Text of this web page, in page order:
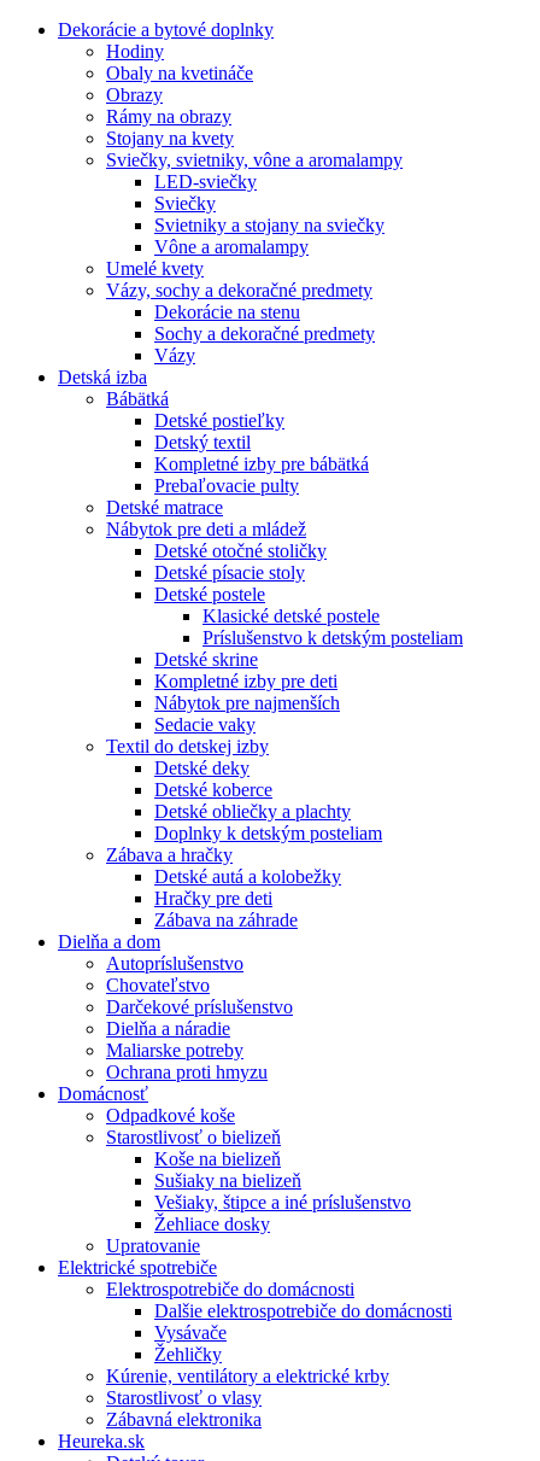
Dekorácie a bytové doplnky
Hodiny
Obaly na kvetináče
Obrazy
Rámy na obrazy
Stojany na kvety
Sviečky, svietniky, vône a aromalampy
LED-sviečky
Sviečky
Svietniky a stojany na sviečky
Vône a aromalampy
Umelé kvety
Vázy, sochy a dekoračné predmety
Dekorácie na stenu
Sochy a dekoračné predmety
Vázy
Detská izba
Bábätká
Detské postieľky
Detský textil
Kompletné izby pre bábätká
Prebaľovacie pulty
Detské matrace
Nábytok pre deti a mládež
Detské otočné stoličky
Detské písacie stoly
Detské postele
Klasické detské postele
Príslušenstvo k detským posteliam
Detské skrine
Kompletné izby pre deti
Nábytok pre najmenších
Sedacie vaky
Textil do detskej izby
Detské deky
Detské koberce
Detské obliečky a plachty
Doplnky k detským posteliam
Zábava a hračky
Detské autá a kolobežky
Hračky pre deti
Zábava na záhrade
Dielňa a dom
Autopríslušenstvo
Chovateľstvo
Darčekové príslušenstvo
Dielňa a náradie
Maliarske potreby
Ochrana proti hmyzu
Domácnosť
Odpadkové koše
Starostlivosť o bielizeň
Koše na bielizeň
Sušiaky na bielizeň
Vešiaky, štipce a iné príslušenstvo
Žehliace dosky
Upratovanie
Elektrické spotrebiče
Elektrospotrebiče do domácnosti
Dalšie elektrospotrebiče do domácnosti
Vysávače
Žehličky
Kúrenie, ventilátory a elektrické krby
Starostlivosť o vlasy
Zábavná elektronika
Heureka.sk